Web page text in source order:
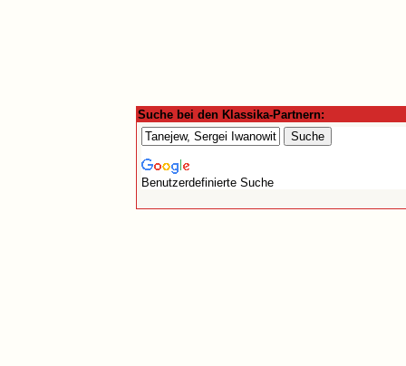
Suche bei den Klassika-Partnern:
Benutzerdefinierte Suche